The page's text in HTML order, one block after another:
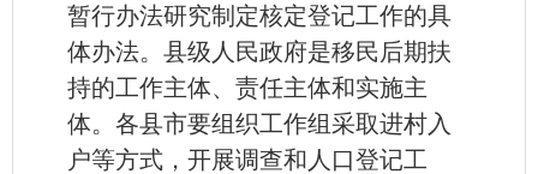
暂行办法研究制定核定登记工作的具
体办法。县级人民政府是移民后期扶
持的工作主体、责任主体和实施主
体。各县市要组织工作组采取进村入
户等方式，开展调查和人口登记工